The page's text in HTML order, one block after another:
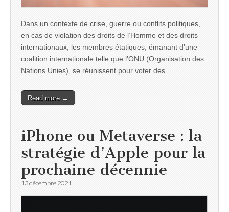
Dans un contexte de crise, guerre ou conflits politiques,
en cas de violation des droits de l’Homme et des droits
internationaux, les membres étatiques, émanant d’une
coalition internationale telle que l’ONU (Organisation des
Nations Unies), se réunissent pour voter des…
Read more →
iPhone ou Metaverse : la
stratégie d’Apple pour la
prochaine décennie
13 décembre 2021